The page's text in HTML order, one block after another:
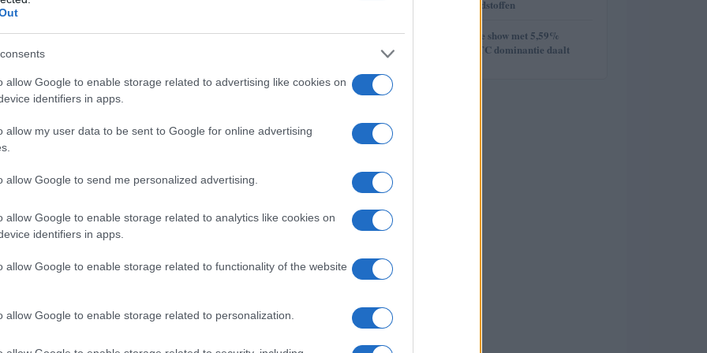
allow Google to enable storage related to advertising like cookies on
identifiers in apps.
allow my user data to be sent to Google for online advertising
allow Google to send me personalized advertising.
allow Google to enable storage related to analytics like cookies on
identifiers in apps.
allow Google to enable storage related to functionality of the website
allow Google to enable storage related to personalization.
is‘Investeren in Cryptovaluta voor
net beginnen en biedt een duidelijke uitleg over
Met tips over hoe je veilig kunt
dit boek eenmust-read
week van de grondstoffen
5 Ethereum steelt de show met 5,59%
stijging terwijl BTC dominantie daalt